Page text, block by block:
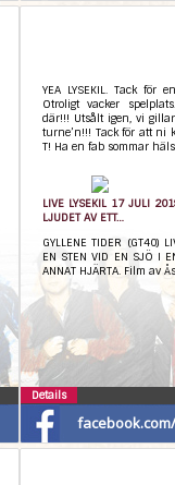
YEA LYSEKIL. Tack för
Otroligt vacker
där!!! Utsålt igen, vi
turne’n!!! Tack för att ni
T! Ha en fab sommar
LIVE LYSEKIL 17 JULI
LJUDET AV ETT…
GYLLENE TIDER (GT40)
EN STEN VID EN SJÖ I
ANNAT HJÄRTA. Film av
Details